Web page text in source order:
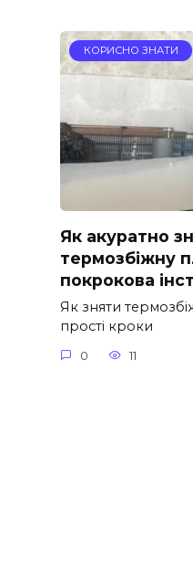
КОРИСНО ЗНАТИ
Як акуратно
термозбіжну
покрокова
Як зняти
прості кроки
0 11